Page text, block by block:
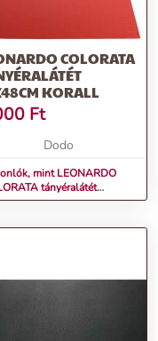
COLORATA
KORALL
Ft
Dodo
mint LEONARDO
tányéralátét
korall